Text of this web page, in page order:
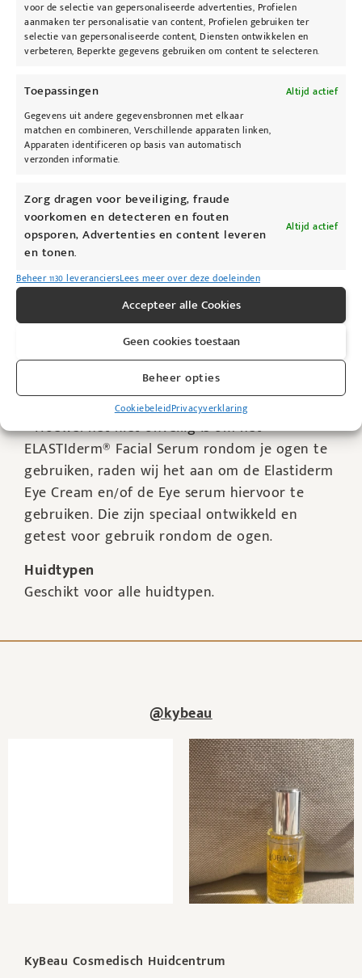
voor de selectie van gepersonaliseerde advertenties, Profielen
aanmaken ter personalisatie van content, Profielen gebruiken ter
selectie van gepersonaliseerde content, Diensten ontwikkelen en
verbeteren, Beperkte gegevens gebruiken om content te selecteren.
Toepassingen
Altijd actief
Gegevens uit andere gegevensbronnen met elkaar
matchen en combineren, Verschillende apparaten linken,
Apparaten identificeren op basis van automatisch
verzonden informatie.
Zorg dragen voor beveiliging, fraude
voorkomen en detecteren en fouten
opsporen, Advertenties en content leveren
en tonen.
Altijd actief
Beheer 1130 leveranciersLees meer over deze doeleinden
Accepteer alle Cookies
Geen cookies toestaan
Beheer opties
CookiebeleidPrivacyverklaring
Gebruiksaanwijzing
Breng na reiniging en toner dagelijks 2-3
het aanbrengen van een moisturizer. Voor het
beste resultaat het ELASTIderm® Facial Serum
tweemaal daags ’s ochtends en’ s avonds
aanbrengen op een schoon, droog gezicht, hals
Het gebruik i.c.m. andere producten:
– ELASTIderm® Facial Serum kan aangebracht
worden voor het gebruik van producten met
arbutine, retinol en retinol.
– I.c.m. Professional-C ® Serum is het advies om
het vitamine C serum voor het gebruik van de
ELASTIderm® Facial Serum aan te brengen.
– Het ELASTIderm® Facial Serum kan gebruikt
worden met het Nu-Derm systeem, mits deze
aangebracht wordt na de reiniger en toner.
– Hoewel het niet onveilig is om het
ELASTIderm® Facial Serum rondom je ogen te
gebruiken, raden wij het aan om de Elastiderm
Eye Cream en/of de Eye serum hiervoor te
gebruiken. Die zijn speciaal ontwikkeld en
getest voor gebruik rondom de ogen.
Huidtypen
Geschikt voor alle huidtypen.
@kybeau
KyBeau Cosmedisch Huidcentrum